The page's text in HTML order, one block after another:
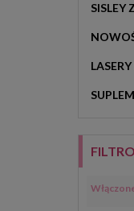
SISLEY